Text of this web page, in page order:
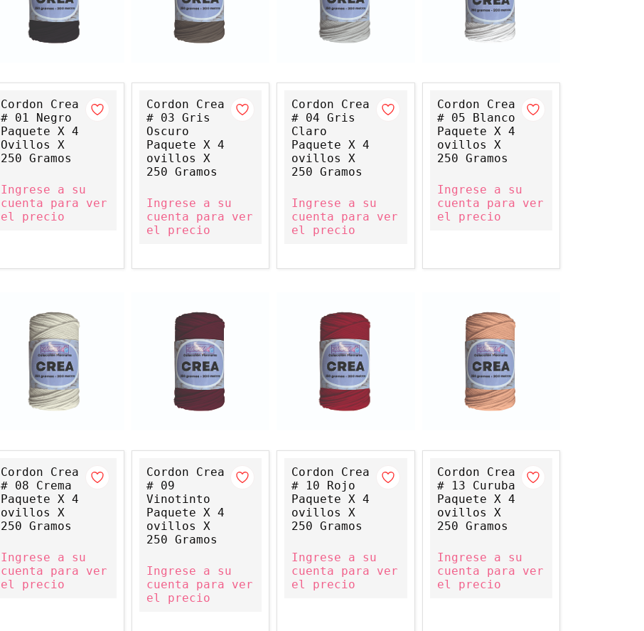
Cordon Crea
# 01 Negro
Paquete X 4
Ovillos X
250 Gramos
Ingrese a su
cuenta para ver
el precio
Cordon Crea
# 03 Gris
Oscuro
Paquete X 4
ovillos X
250 Gramos
Ingrese a su
cuenta para ver
el precio
Cordon Crea
# 04 Gris
Claro
Paquete X 4
ovillos X
250 Gramos
Ingrese a su
cuenta para ver
el precio
Cordon Crea
# 05 Blanco
Paquete X 4
ovillos X
250 Gramos
Ingrese a su
cuenta para ver
el precio
Cordon Crea
# 08 Crema
Paquete X 4
ovillos X
250 Gramos
Ingrese a su
cuenta para ver
el precio
Cordon Crea
# 09
Vinotinto
Paquete X 4
ovillos X
250 Gramos
Ingrese a su
cuenta para ver
el precio
Cordon Crea
# 10 Rojo
Paquete X 4
ovillos X
250 Gramos
Ingrese a su
cuenta para ver
el precio
Cordon Crea
# 13 Curuba
Paquete X 4
ovillos X
250 Gramos
Ingrese a su
cuenta para ver
el precio